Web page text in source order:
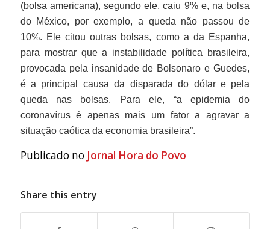
(bolsa americana), segundo ele, caiu 9% e, na bolsa
do México, por exemplo, a queda não passou de
10%. Ele citou outras bolsas, como a da Espanha,
para mostrar que a instabilidade política brasileira,
provocada pela insanidade de Bolsonaro e Guedes,
é a principal causa da disparada do dólar e pela
queda nas bolsas. Para ele, “a epidemia do
coronavírus é apenas mais um fator a agravar a
situação caótica da economia brasileira”.
Publicado no Jornal Hora do Povo
Share this entry